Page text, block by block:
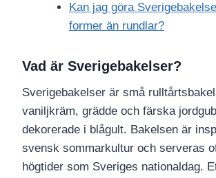
Kan jag göra
former än rundlar?
Vad är Sverigebakelser?
Sverigebakelser är små
vaniljkräm, grädde och färska
dekorerade i blågult. Bakelsen är
svensk sommarkultur och serveras
högtider som Sveriges nationaldag.